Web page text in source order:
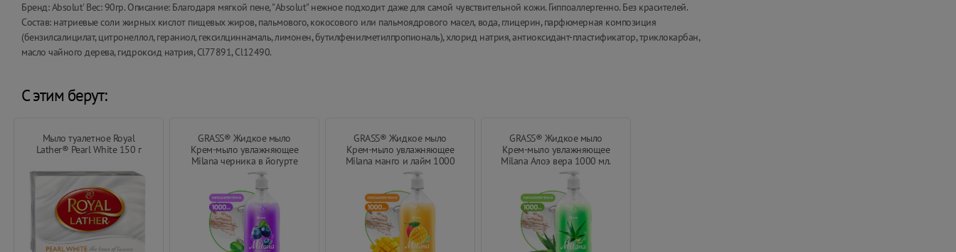
Бренд: Absolut' Вес: 90гр. Описание: Благодаря мягкой пене, "Absolut" нежное подходит даже для самой чувствительной кожи. Гиппоаллергенно. Без красителей.
Состав: натриевые соли жирных кислот пищевых жиров, пальмового, кокосового или пальмоядрового масел, вода, глицерин, парфюмерная композиция
(бензилсалицилат, цитронеллол, гераниол, гексилциннамаль, лимонен, бутилфенилметилпропиональ), хлорид натрия, антиоксидант-пластификатор, триклокарбан,
масло чайного дерева, гидроксид натрия, Сl77891, Сl12490.
С этим берут:
Мыло туалетное Royal
Lather® Pearl White 150 г
GRASS® Жидкое мыло
Крем-мыло увлажняющее
Milana черника в йогурте
1000 мл.
GRASS® Жидкое мыло
Крем-мыло увлажняющее
Milana манго и лайм 1000
мл.
GRASS® Жидкое мыло
Крем-мыло увлажняющее
Milana Алоэ вера 1000 мл.